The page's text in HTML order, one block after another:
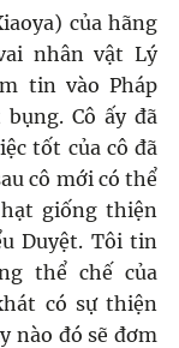
của hãng
nhân vật Lý
tin vào Pháp
Cô ấy đã
tốt của cô đã
cô mới có thể
giống thiện
Duyệt. Tôi tin
thể chế của
có sự thiện
nào đó sẽ đơm